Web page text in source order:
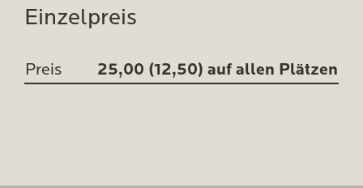
Einzelpreis
Preis 25,00 (12,50) auf allen Plätzen